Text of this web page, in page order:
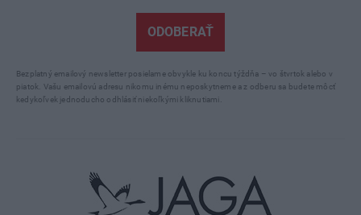
ODOBERAŤ
Bezplatný emailový newsletter posielame obvykle ku koncu týždňa – vo štvrtok alebo v
piatok. Vašu emailovú adresu nikomu inému neposkytneme a z odberu sa budete môcť
kedykoľvek jednoducho odhlásiť niekoľkými kliknutiami.